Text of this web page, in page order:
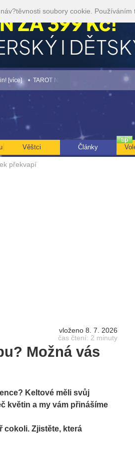
překvapí
vloženo 8. 7. 2026
čas čtení: 2 minuty
Možná vás
Keltové měli svůj
květin a my vám přinášíme
cokoli. Zjistěte, která
Věštci Články
NA SRPEN ZA 49,-KČ... [více] • NEJVĚTŠÍ
soubory cookie. Používáním